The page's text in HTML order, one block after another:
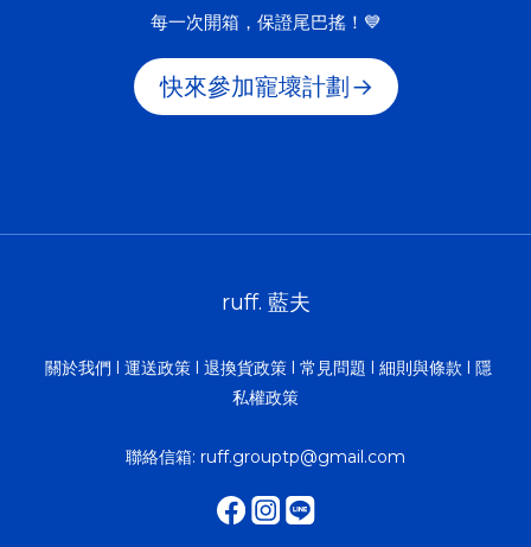
每一次開箱，保證尾巴搖！💙
快來參加寵壞計劃 →
ruff. 藍夫
關於我們 l 運送政策l 退換貨政策l 常見問題 l 細則與條款 l 隱
私權政策
聯絡信箱: ruff.grouptp@gmail.com